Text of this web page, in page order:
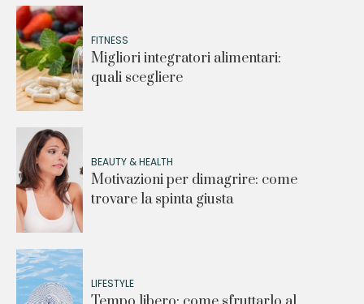
FITNESS
Migliori integratori alimentari:
quali scegliere
BEAUTY & HEALTH
Motivazioni per dimagrire: come
trovare la spinta giusta
LIFESTYLE